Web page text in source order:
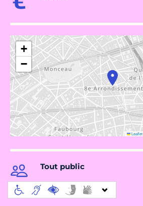
+
−
Leaflet
Tout public